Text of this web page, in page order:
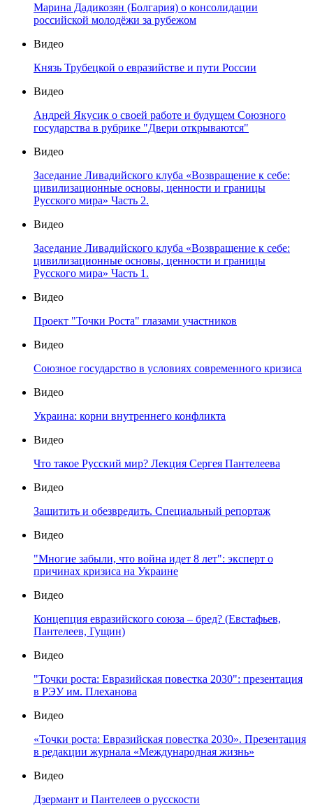
Марина Дадикозян (Болгария) о консолидации
российской молодёжи за рубежом
Видео
Князь Трубецкой о евразийстве и пути России
Видео
Андрей Якусик о своей работе и будущем Союзного
государства в рубрике "Двери открываются"
Видео
Заседание Ливадийского клуба «Возвращение к себе:
цивилизационные основы, ценности и границы
Русского мира» Часть 2.
Видео
Заседание Ливадийского клуба «Возвращение к себе:
цивилизационные основы, ценности и границы
Русского мира» Часть 1.
Видео
Проект "Точки Роста" глазами участников
Видео
Союзное государство в условиях современного кризиса
Видео
Украина: корни внутреннего конфликта
Видео
Что такое Русский мир? Лекция Сергея Пантелеева
Видео
Защитить и обезвредить. Специальный репортаж
Видео
"Многие забыли, что война идет 8 лет": эксперт о
причинах кризиса на Украине
Видео
Концепция евразийского союза – бред? (Евстафьев,
Пантелеев, Гущин)
Видео
"Точки роста: Евразийская повестка 2030": презентация
в РЭУ им. Плеханова
Видео
«Точки роста: Евразийская повестка 2030». Презентация
в редакции журнала «Международная жизнь»
Видео
Дзермант и Пантелеев о русскости